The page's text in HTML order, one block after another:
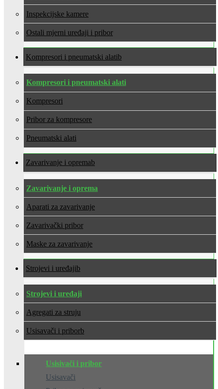
Inspekcijske kamere
Ostali mjerni uređaji i pribor
Kompresori i pneumatski alati
Kompresori i pneumatski alati
Kompresori
Pribor za kompresore
Pneumatski alati
Zavarivanje i oprema
Zavarivanje i oprema
Aparati za zavarivanje
Zavarivački pribor
Maske za zavarivanje
Strojevi i uređaji
Strojevi i uređaji
Agregati za struju
Usisavači i pribor
Usisivači i pribor
Usisavači